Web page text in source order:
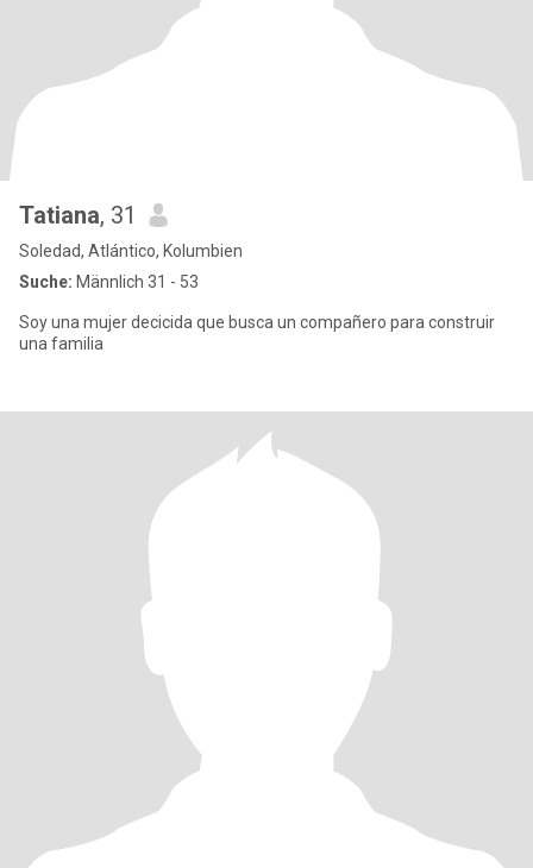
Tatiana, 31
Soledad, Atlántico, Kolumbien
Suche: Männlich 31 - 53
Soy una mujer decicida que busca un compañero para construir
una familia